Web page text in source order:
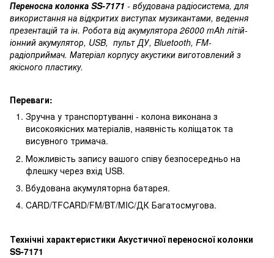
Переносна колонка SS-7171 - вбудована радіосистема, для
використання на відкритих виступах музикантами, ведення
презентацій та ін. Робота від акумулятора 26000 mAh літій-
іонний акумулятор, USB, пульт ДУ, Bluetooth, FM-
радіоприймач. Матеріал корпусу акустики виготовлений з
якісного пластику.
Переваги:
Зручна у транспортуванні - колона виконана з
високоякісних матеріалів, наявність коліщаток та
висувного тримача.
Можливість запису вашого співу безпосередньо на
флешку через вхід USB.
Вбудована акумуляторна батарея.
CARD/TFCARD/FM/BT/MIC/ДК Багатосмугова.
Технічні характеристики Акустичної переносної колонки
SS-7171